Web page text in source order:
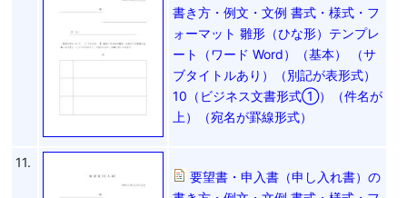
書き方・例文・文例 書式・様式・フ
ォーマット 雛形（ひな形）テンプレ
ート（ワード Word）（基本） （サ
ブタイトルあり）（別記が表形式）
10（ビジネス文書形式①）（件名が
上）（宛名が罫線形式）
11.
要望書・申入書（申し入れ書）の